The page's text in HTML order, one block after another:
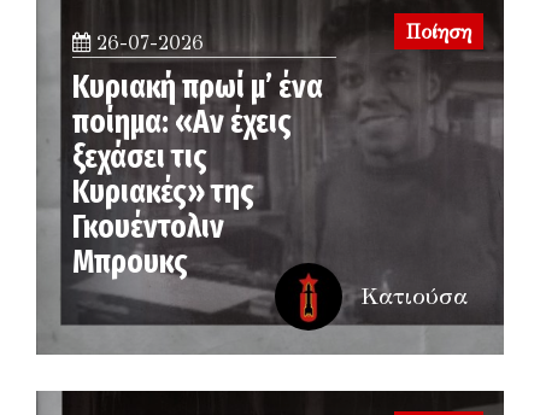
26-07-2026
Κυριακή πρωί μ’ ένα
ποίημα: «Αν έχεις
ξεχάσει τις
Κυριακές» της
Γκουέντολιν
Μπρουκς
Ποίηση
Κατιούσα